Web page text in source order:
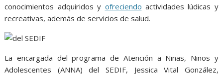
conocimientos adquiridos y ofreciendo actividades lúdicas y
recreativas, además de servicios de salud.
La encargada del programa de Atención a Niñas, Niños y
Adolescentes (ANNA) del SEDIF, Jessica Vital González,